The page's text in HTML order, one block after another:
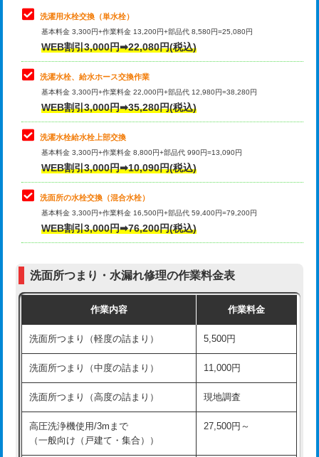
給水管工事※（ライニング鋼管・銅
管・ポリ管・HT管使用/3ｍ超え)
排水管工事（土の掘削・埋め戻し作
業）
排水管工事（排水管工事/3ｍまで） 55,000円
排水管工事（追加 排水管工事/3ｍ超
え）
マス交換（土の掘削・埋め戻し作業）
マス交換（深さ50㎝未満）
マス交換（深さ50㎝以上）
モルタル補修（厚さ10㎝まで） 27,500円
モルタル補修（厚さ10㎝超え） 38,500円
洗面台設置 38,500円
バスタブ設置 現場見積
追加人工 16,500円
理・調整・分解・加工など（中作業）
止水・漏水調査・防水処理・清掃・修
理・調整・分解・加工など（重作業）
33,000円
キッチンタンク脱着
その他部品の脱着
交換・取付（タンク）
交換・取付(単水栓（壁付・デッキ
式）)
交換・取付(混合水栓（壁付・デッキ
式・ワンホール）)
16,500円+材料費
（P/S/ポップアップ））
交換・取付（その他部品） 11,000円+材料費
持込商品取付（単水栓） 13,200円
持込商品取付（混合水栓） 16,500円
持込商品取付（浄水器・分岐水栓） 16,500円
給水管工事※（ホール加工) 16,500円
給水管工事※（バンド止め)
洗濯用水栓交換（単水栓）
基本料金 3,300円+作業料金 13,200円+部品代 8,580円=25,080円
WEB割引3,000円➡22,080円(税込)
洗濯水栓、給水ホース交換作業
基本料金 3,300円+作業料金 22,000円+部品代 12,980円=38,280円
WEB割引3,000円➡35,280円(税込)
洗濯水栓給水栓上部交換
基本料金 3,300円+作業料金 8,800円+部品代 990円=13,090円
WEB割引3,000円➡10,090円(税込)
洗面所の水栓交換（混合水栓）
基本料金 3,300円+作業料金 16,500円+部品代 59,400円=79,200円
WEB割引3,000円➡76,200円(税込)
洗面所つまり・水漏れ修理の作業料金表
作業内容 作業料金
洗面所つまり（軽度の詰まり） 5,500円
洗面所つまり（中度の詰まり） 11,000円
洗面所つまり（高度の詰まり） 現地調査
高圧洗浄機使用/3mまで
（一般向け（戸建て・集合））
27,500円～